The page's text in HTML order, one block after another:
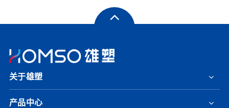
关于雄塑
产品中心